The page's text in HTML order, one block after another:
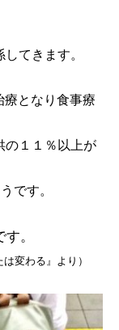
てきます。
となり食事療
の１１％以上が
です。
。
変わる』より）